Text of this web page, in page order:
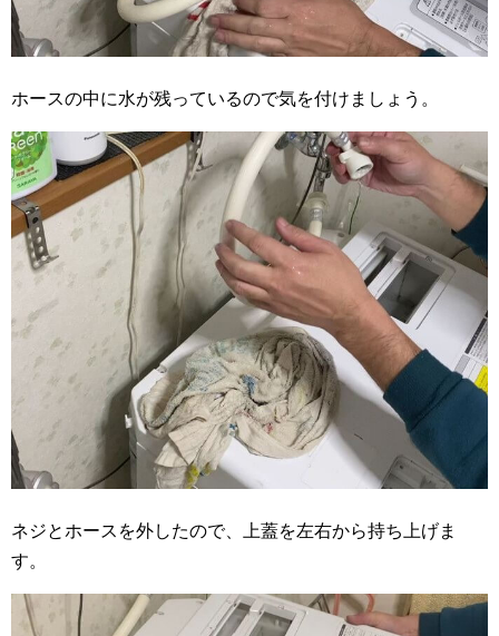
ホースの中に水が残っているので気を付けましょう。
ネジとホースを外したので、上蓋を左右から持ち上げま
す。